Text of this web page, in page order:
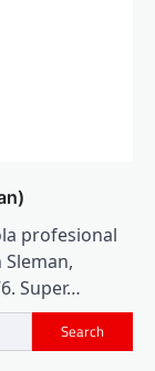
profesional
Super…
Search